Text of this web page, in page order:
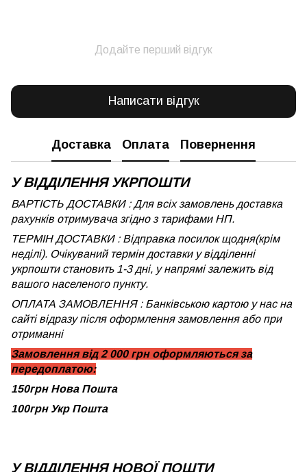
Додайте перший відгук
Написати відгук
Доставка Оплата Повернення
У ВІДДІЛЕННЯ УКРПОШТИ
ВАРТІСТЬ ДОСТАВКИ : Для всіх замовлень доставка
рахунків отримувача згідно з тарифами НП.
ТЕРМІН ДОСТАВКИ : Відправка посилок щодня(крім
неділі). Очікуваний термін доставки у відділенні
укрпошти становить 1-3 дні, у напрямі залежить від
вашого населеного пункту.
ОПЛАТА ЗАМОВЛЕННЯ : Банківською картою у нас на
сайті відразу після оформлення замовлення або при
отриманні
Замовлення від 2 000 грн оформляються за
передоплатою:
150грн Нова Пошта
100грн Укр Пошта
У ВІДДІЛЕННЯ НОВОЇ ПОШТИ